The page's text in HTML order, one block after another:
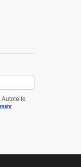
mehr